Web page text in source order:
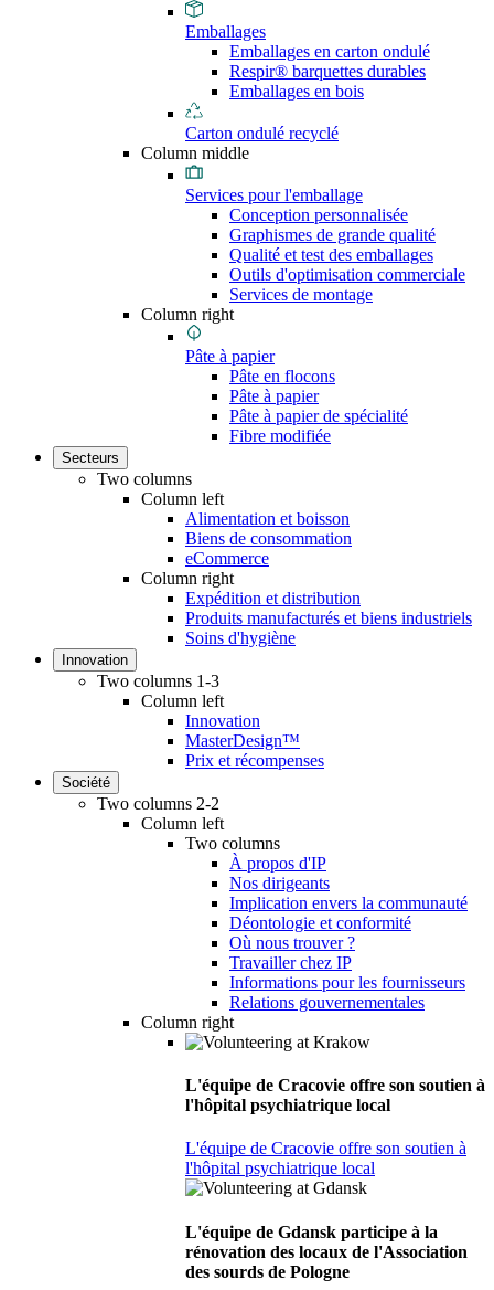
Emballages
Emballages en carton ondulé
Respir® barquettes durables
Emballages en bois
Carton ondulé recyclé
Column middle
Services pour l'emballage
Conception personnalisée
Graphismes de grande qualité
Qualité et test des emballages
Outils d'optimisation commerciale
Services de montage
Column right
Pâte à papier
Pâte en flocons
Pâte à papier
Pâte à papier de spécialité
Fibre modifiée
Secteurs
Two columns
Column left
Alimentation et boisson
Biens de consommation
eCommerce
Column right
Expédition et distribution
Produits manufacturés et biens industriels
Soins d'hygiène
Innovation
Two columns 1-3
Column left
Innovation
MasterDesign™
Prix et récompenses
Société
Two columns 2-2
Column left
Two columns
À propos d'IP
Nos dirigeants
Implication envers la communauté
Déontologie et conformité
Où nous trouver ?
Travailler chez IP
Informations pour les fournisseurs
Relations gouvernementales
Column right
L'équipe de Cracovie offre son soutien à
l'hôpital psychiatrique local
L'équipe de Cracovie offre son soutien à
l'hôpital psychiatrique local
L'équipe de Gdansk participe à la
rénovation des locaux de l'Association
des sourds de Pologne